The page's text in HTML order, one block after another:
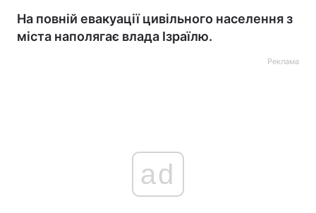
На повній евакуації цивільного населення з
міста наполягає влада Ізраїлю.
Реклама
ad